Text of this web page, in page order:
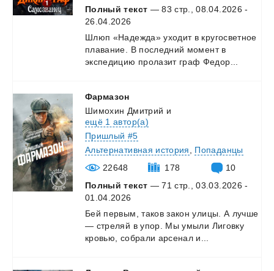
Полный текст — 83 стр., 08.04.2026 -
26.04.2026
Шлюп «Надежда» уходит в кругосветное
плавание.
В последний момент в
экспедицию пролазит граф Федор...
Фармазон
Шимохин Дмитрий и
ещё 1 автор(а)
Пришлый #5
Альтернативная история
Попаданцы
22648
178
10
Полный текст — 71 стр., 03.03.2026 -
01.04.2026
Бей первым, таков закон улицы. А лучше
— стреляй в упор. Мы умыли Лиговку
кровью,
собрали арсенал и...